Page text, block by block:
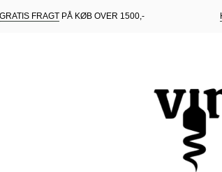
GRATIS FRAGTPÅ KØB OVER 1500,-